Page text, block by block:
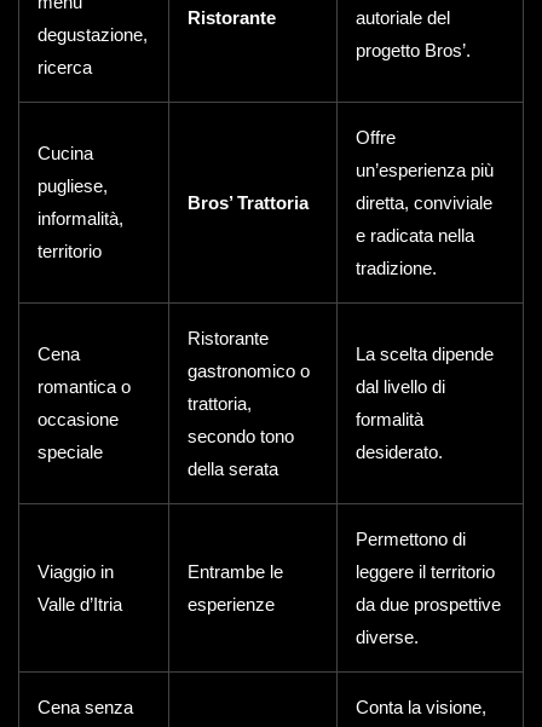
degustazione,
ricerca
Ristorante
autoriale del
progetto Bros’.
Cucina
pugliese,
informalità,
territorio
Bros’ Trattoria
Offre
un’esperienza più
diretta, conviviale
e radicata nella
tradizione.
Cena
romantica o
occasione
speciale
Ristorante
gastronomico o
trattoria,
secondo tono
della serata
La scelta dipende
dal livello di
formalità
desiderato.
Viaggio in
Valle d’Itria
Entrambe le
esperienze
Permettono di
leggere il territorio
da due prospettive
diverse.
Cena senza
Conta la visione,